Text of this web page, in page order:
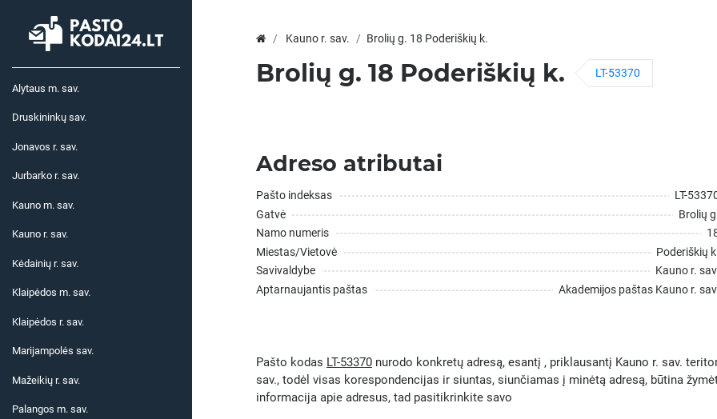
Alytaus m. sav.
Druskininkų sav.
Jonavos r. sav.
Jurbarko r. sav.
Kauno m. sav.
Kauno r. sav.
Kėdainių r. sav.
Klaipėdos m. sav.
Klaipėdos r. sav.
Marijampolės sav.
Mažeikių r. sav.
Palangos m. sav.
Kauno r. sav. Brolių g. 18 Poderiškių k.
Brolių g. 18 Poderiškių k. LT-53370
Adreso atributai
Pašto indeksas
LT-
Gatvė
Brolių
Namo numeris
Miestas/Vietovė
Poderiškių
Savivaldybe
Kauno r.
Aptarnaujantis paštas
Akademijos paštas Kauno r.
Pašto kodas LT-53370 nurodo konkretų adresą, esantį , priklausantį Kauno r. sav.
sav., todėl visas korespondencijas ir siuntas, siunčiamas į minėtą adresą, būtina
informacija apie adresus, tad pasitikrinkite savo